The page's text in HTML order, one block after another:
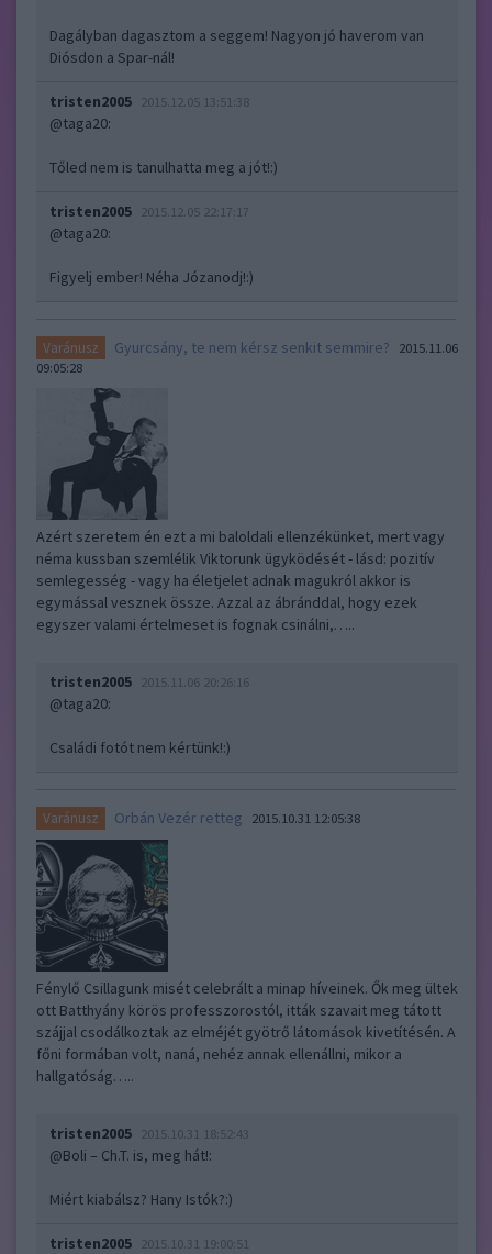
Dagályban dagasztom a seggem! Nagyon jó haverom van
Diósdon a Spar-nál!
tristen2005 2015.12.05 13:51:38
@taga20:
Tőled nem is tanulhatta meg a jót!:)
tristen2005 2015.12.05 22:17:17
@taga20:
Figyelj ember! Néha Józanodj!:)
Varánusz Gyurcsány, te nem kérsz senkit semmire?
2015.11.06
09:05:28
Azért szeretem én ezt a mi baloldali ellenzékünket, mert vagy
néma kussban szemlélik Viktorunk ügyködését - lásd: pozitív
semlegesség - vagy ha életjelet adnak magukról akkor is
egymással vesznek össze. Azzal az ábránddal, hogy ezek
egyszer valami értelmeset is fognak csinálni,…..
tristen2005 2015.11.06 20:26:16
@taga20:
Családi fotót nem kértünk!:)
Varánusz Orbán Vezér retteg 2015.10.31 12:05:38
Fénylő Csillagunk misét celebrált a minap híveinek. Ők meg ültek
ott Batthyány körös professzorostól, itták szavait meg tátott
szájjal csodálkoztak az elméjét gyötrő látomások kivetítésén. A
főni formában volt, naná, nehéz annak ellenállni, mikor a
hallgatóság…..
tristen2005 2015.10.31 18:52:43
@Boli – Ch.T. is, meg hát!:
Miért kiabálsz? Hany Istók?:)
tristen2005 2015.10.31 19:00:51